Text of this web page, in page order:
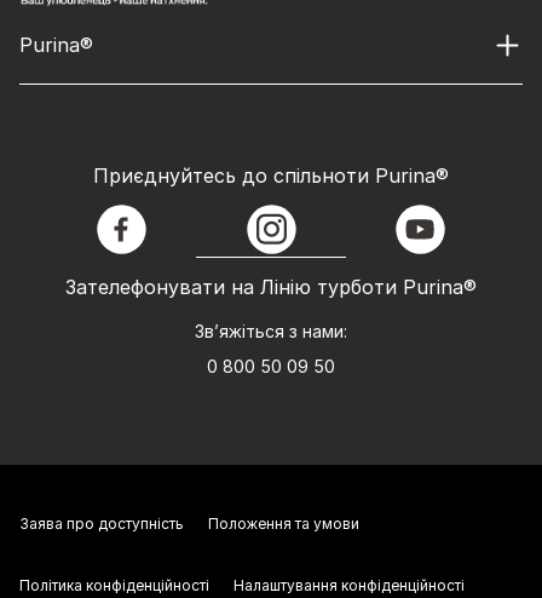
Purina®
Зателефонувати на Лінію турботи Purina®
Зв’яжіться з нами:
0 800 50 09 50
Приєднуйтесь до спільноти Purina®
facebook instagram youtube
Заява про доступність Положення та умови
Політика конфіденційності Налаштування конфіденційності